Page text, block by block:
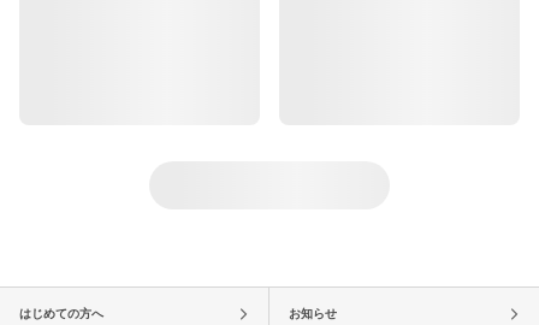
はじめての方へ お知らせ